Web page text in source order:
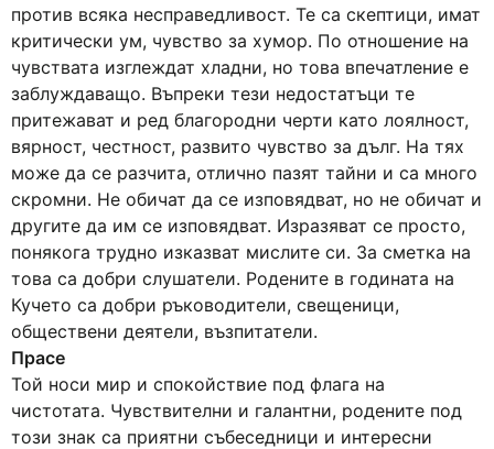
против всяка несправедливост. Те са скептици, имат
критически ум, чувство за хумор. По отношение на
чувствата изглеждат хладни, но това впечатление е
заблуждаващо. Въпреки тези недостатъци те
притежават и ред благородни черти като лоялност,
вярност, честност, развито чувство за дълг. На тях
може да се разчита, отлично пазят тайни и са много
скромни. Не обичат да се изповядват, но не обичат и
другите да им се изповядват. Изразяват се просто,
понякога трудно изказват мислите си. За сметка на
това са добри слушатели. Родените в годината на
Кучето са добри ръководители, свещеници,
обществени деятели, възпитатели.
Прасе
Той носи мир и спокойствие под флага на
чистотата. Чувствителни и галантни, родените под
този знак са приятни събеседници и интересни